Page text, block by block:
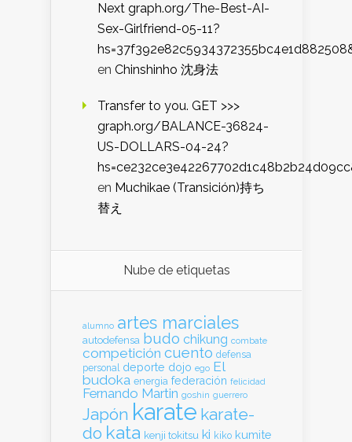
Next graph.org/The-Best-AI-
Sex-Girlfriend-05-11?
en Chinshinho 沈身法
Transfer to you. GET >>>
graph.org/BALANCE-36824-
US-DOLLARS-04-24?
en Muchikae (Transición)持ち
替え
Nube de etiquetas
alumno artes marciales
autodefensa budo chikung combate
competición cuento defensa
personal deporte dojo ego El
budoka energia federación felicidad
Fernando Martin goshin guerrero
Japón karate karate-
do kata kenji tokitsu ki kiko kumite